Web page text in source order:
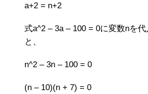
a+2 = n+2
式a^2 – 3a – 100 = 0に変数nを代
と、
n^2 – 3n – 100 = 0
(n – 10)(n + 7) = 0